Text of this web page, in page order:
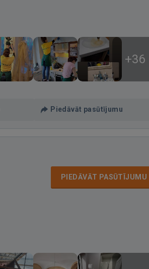
+36
Piedāvāt pasūtījumu
PIEDĀVĀT PASŪTĪJUMU